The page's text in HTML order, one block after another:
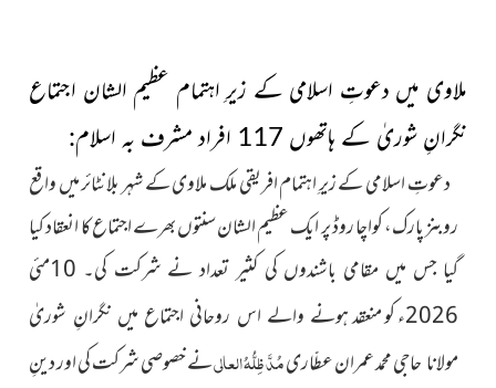
ملاوی میں دعوتِ اسلامی کے زیرِ اہتمام عظیم الشان اجتماع
نگرانِ شوریٰ کے ہاتھوں 117 افراد مشرف بہ اسلام
:
دعوتِ اسلامی کے زیرِ اہتمام افریقی ملک ملاوی کے شہر بلانٹائر میں واقع
روبنز پارک، کواچا روڈ پر ایک عظیم الشان سنتوں بھرے اجتماع کا انعقاد کیا
گیا جس میں مقامی باشندوں کی کثیر تعداد نے شرکت کی۔ 10مئی
2026ء کو منعقد
ہونے والے اس روحانی اجتماع میں نگرانِ شوریٰ
مولانا حاجیمحمد عمران عطّاریمُدَّ ظِلُّہُ العالینے خصوصی شرکت کی اور دینِ